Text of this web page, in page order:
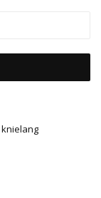
knielang